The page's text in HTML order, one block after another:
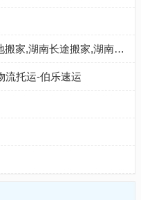
湖南搬家网-湖南日式搬家,湖南异地搬家,湖南长途搬家,湖南仓储物流,湖南搬家公司排名前十名
流托运-伯乐速运